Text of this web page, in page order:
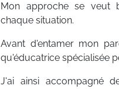
Mon approche se veut
chaque situation.
Avant d'entamer mon
qu'éducatrice spécialisée
J'ai ainsi accompagné